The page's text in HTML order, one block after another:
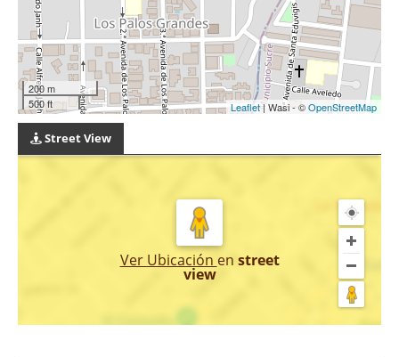
200 m
500 ft
Leaflet| Wasi - ©OpenStreetMap
Street View
Ver Ubicación en street
view